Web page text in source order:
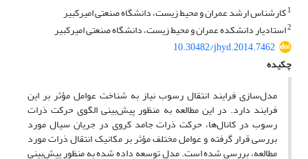
1کارشناس ارشد عمران و محیط زیست، دانشگاه صنعتی امیرکبیر
2استادیار دانشکده عمران و محیط زیست، دانشگاه صنعتی امیرکبیر
10.30482/jhyd.2014.7462
چکیده
مدل‌سازی فرایند انتقال رسوب نیاز به شناخت عوامل مؤثر بر این
فرایند دارد. در این مطالعه به منظور پیش‌بینی الگوی حرکت ذرات
رسوب در کانال‌ها، حرکت ذرات جامد کروی در جریان سیال مورد
بررسی قرار گرفته و عوامل مختلف مؤثر بر مکانیک انتقال ذرات مورد
مطالعه، بررسی شده است. مدل توسعه داده شده به منظور پیش‌بینی